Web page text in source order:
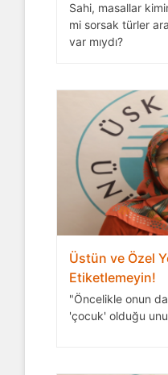
Sahi, masallar
mi sorsak türler
var mıydı?
Üstün ve Özel
Etiketlemeyin!
"Öncelikle onun
'çocuk' olduğu